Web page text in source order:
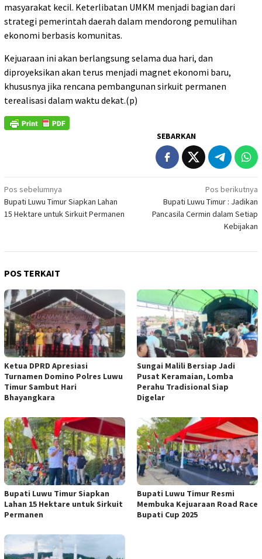
masyarakat kecil. Keterlibatan UMKM menjadi bagian dari
strategi pemerintah daerah dalam mendorong pemulihan
ekonomi berbasis komunitas.
Kejuaraan ini akan berlangsung selama dua hari, dan
diproyeksikan akan terus menjadi magnet ekonomi baru,
khususnya jika rencana pembangunan sirkuit permanen
terealisasi dalam waktu dekat.(p)
SEBARKAN
Navigasi
pos
Pos sebelumnya
Bupati Luwu Timur Siapkan Lahan
15 Hektare untuk Sirkuit Permanen
Pos berikutnya
Bupati Luwu Timur : Jadikan
Pancasila Cermin dalam Setiap
Kebijakan
POS TERKAIT
Ketua DPRD Apresiasi
Turnamen Domino Polres Luwu
Timur Sambut Hari
Bhayangkara
Sungai Malili Bersiap Jadi
Pusat Keramaian, Lomba
Perahu Tradisional Siap
Digelar
Bupati Luwu Timur Siapkan
Lahan 15 Hektare untuk Sirkuit
Permanen
Bupati Luwu Timur Resmi
Membuka Kejuaraan Road Race
Bupati Cup 2025